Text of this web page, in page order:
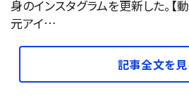
身のインスタグラムを更新した。【動
元アイ…
記事全文を